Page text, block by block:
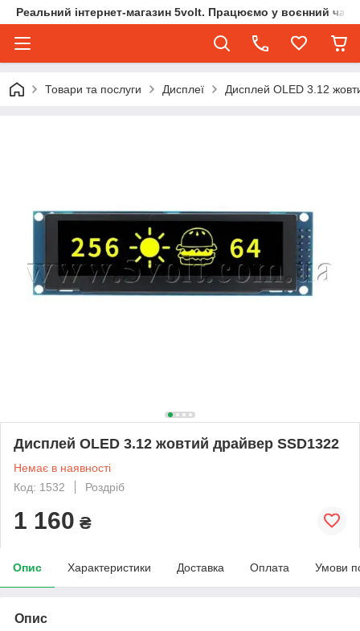
Реальний інтернет-магазин 5volt. Працюємо у воєнний
Товари та послуги Дисплеї Дисплей OLED 3.12
Дисплей OLED 3.12 жовтий драйвер SSD1322
Немає в наявності
Код: 1532
Роздріб
1 160 ₴
Опис Характеристики Доставка Оплата Умови
Опис